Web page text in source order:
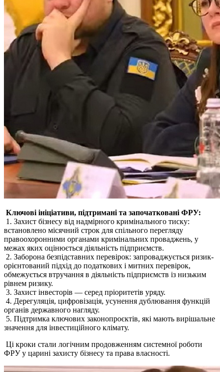
Ключові ініціативи, підтримані та започатковані ФРУ:
1. Захист бізнесу від надмірного кримінального тиску:
встановлено місячний строк для спільного перегляду
правоохоронними органами кримінальних проваджень, у
межах яких оцінюється діяльність підприємств.
2. Заборона безпідставних перевірок: запроваджується ризик-
орієнтований підхід до податкових і митних перевірок,
обмежується втручання в діяльність підприємств із низьким
рівнем ризику.
3. Захист інвесторів — серед пріоритетів уряду.
4. Дерегуляція, цифровізація, усунення дублювання функцій
органів державного нагляду.
5. Підтримка ключових законопроєктів, які мають вирішальне
значення для інвестиційного клімату.
Ці кроки стали логічним продовженням системної роботи
ФРУ у царині захисту бізнесу та права власності.